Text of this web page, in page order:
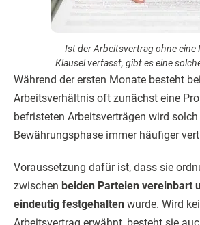
Ist der Arbeitsvertrag ohne eine
Klausel verfasst, gibt es eine
Während der ersten Monate besteht
Arbeitsverhältnis oft zunächst eine
befristeten Arbeitsverträgen wird solch
Bewährungsphase immer häufiger
Voraussetzung dafür ist, dass sie
zwischen beiden Parteien vereinbart
eindeutig festgehalten wurde. Wird